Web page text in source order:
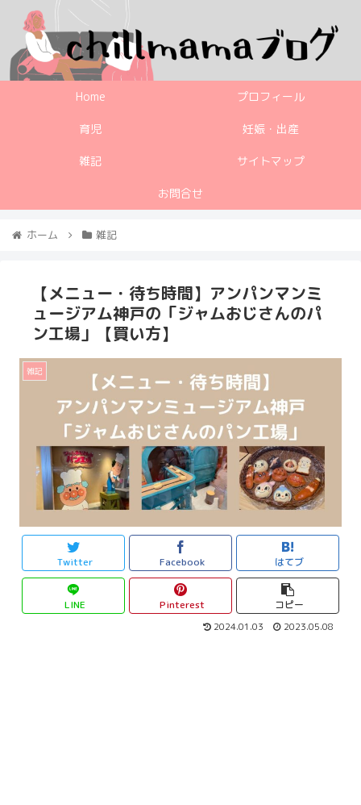
Home プロフィール
育児 妊娠・出産
雑記 サイトマップ
お問合せ
ホーム 雑記
【メニュー・待ち時間】アンパンマンミ
ュージアム神戸の「ジャムおじさんのパ
ン工場」【買い方】
雑記
Twitter Facebook はてブ
LINE Pinterest コピー
2024.01.03 2023.05.08